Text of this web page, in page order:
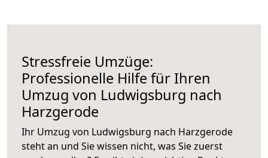
Stressfreie Umzüge:
Professionelle Hilfe für Ihren
Umzug von Ludwigsburg nach
Harzgerode
Ihr Umzug von Ludwigsburg nach Harzgerode
steht an und Sie wissen nicht, was Sie zuerst